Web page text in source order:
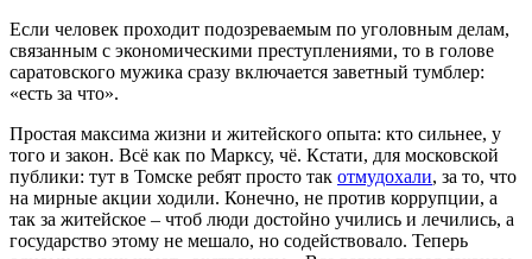
Если человек проходит подозреваемым по уголовным делам,
связанным с экономическими преступлениями, то в голове
саратовского мужика сразу включается заветный тумблер:
«есть за что».
Простая максима жизни и житейского опыта: кто сильнее, у
того и закон. Всё как по Марксу, чё. Кстати, для московской
публики: тут в Томске ребят просто так отмудохали, за то, что
на мирные акции ходили. Конечно, не против коррупции, а
так за житейское – чтоб люди достойно учились и лечились, а
государство этому не мешало, но содействовало. Теперь